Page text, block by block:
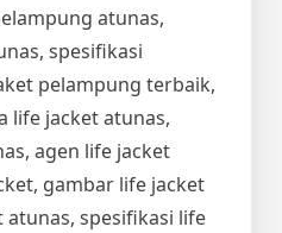
atunas,
spesifikasi
pelampung terbaik,
life jacket atunas,
agen life jacket
gambar life jacket
spesifikasi life